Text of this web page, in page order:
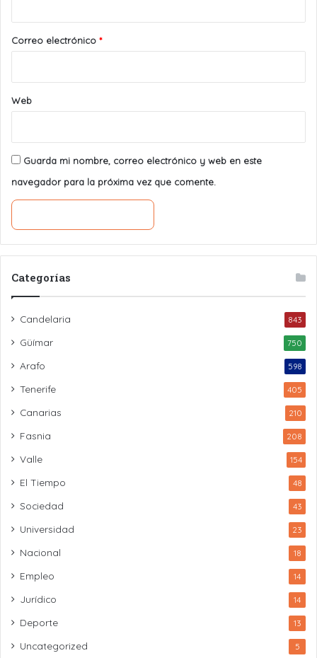
*Correo electrónico *
Web
Guarda mi nombre, correo electrónico y web en este
navegador para la próxima vez que comente.
Categorías
Candelaria 843
Güímar 750
Arafo 598
Tenerife 405
Canarias 210
Fasnia 208
Valle 154
El Tiempo 48
Sociedad 43
Universidad 23
Nacional 18
Empleo 14
Jurídico 14
Deporte 13
Uncategorized 5